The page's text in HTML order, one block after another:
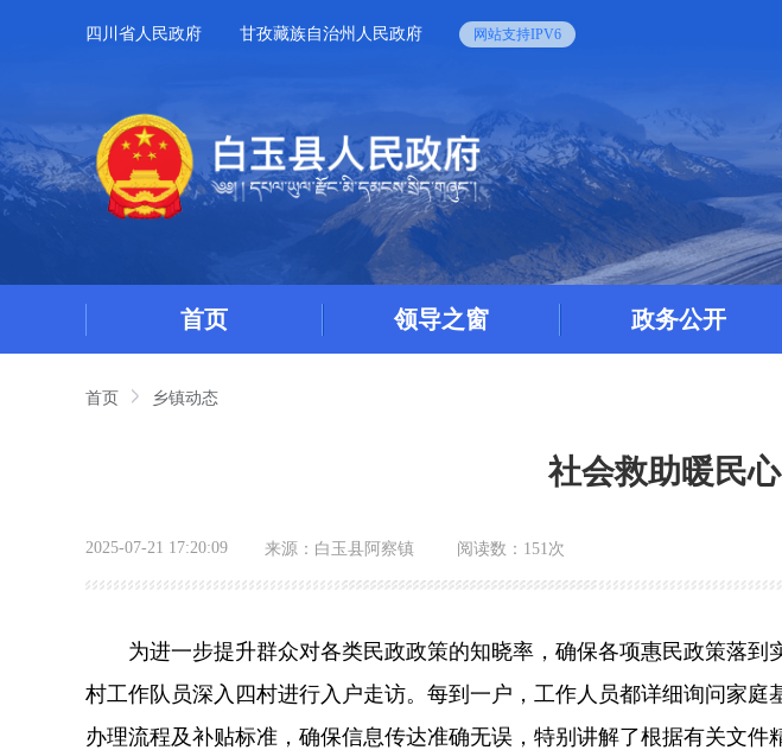
四川省人民政府 甘孜藏族自治州人民政府 网站支持IPV6
首页 领导之窗 政务公开
首页 乡镇动态
社会救助暖民
2025-07-21 17:20:09 来源： 白玉县阿察镇 阅读数： 151次
为进一步提升群众对各类民政政策的知晓率，确保各项惠民政策落到
村工作队员深入四村进行入户走访。每到一户，工作人员都详细询问家
办理流程及补贴标准，确保信息传达准确无误，特别讲解了根据有关文